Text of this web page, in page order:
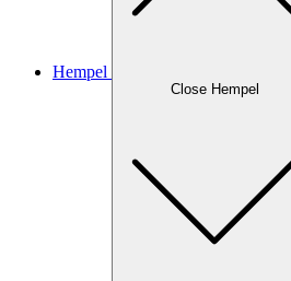
Hempel
Close Hempel